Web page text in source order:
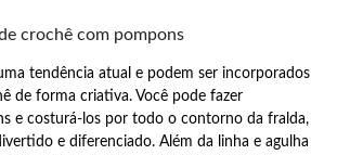
crochê com pompons
tendência atual e podem ser incorporados
de forma criativa. Você pode fazer
e costurá-los por todo o contorno da fralda,
e diferenciado. Além da linha e agulha